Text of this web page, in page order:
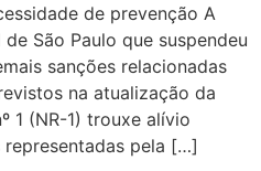
de prevenção A
São Paulo que suspendeu
sanções relacionadas
na atualização da
1 (NR-1) trouxe alívio
pela […]